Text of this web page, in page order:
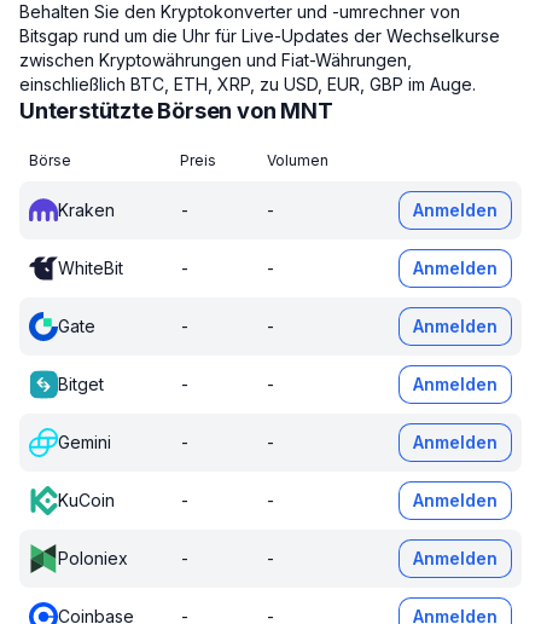
Behalten Sie den Kryptokonverter und -umrechner von
Bitsgap rund um die Uhr für Live-Updates der Wechselkurse
zwischen Kryptowährungen und Fiat-Währungen,
einschließlich BTC, ETH, XRP, zu USD, EUR, GBP im Auge.
Unterstützte Börsen von MNT
Börse Preis Volumen
Kraken - - Anmelden
WhiteBit - - Anmelden
Gate - - Anmelden
Bitget - - Anmelden
Gemini - - Anmelden
KuCoin - - Anmelden
Poloniex - - Anmelden
Coinbase - - Anmelden